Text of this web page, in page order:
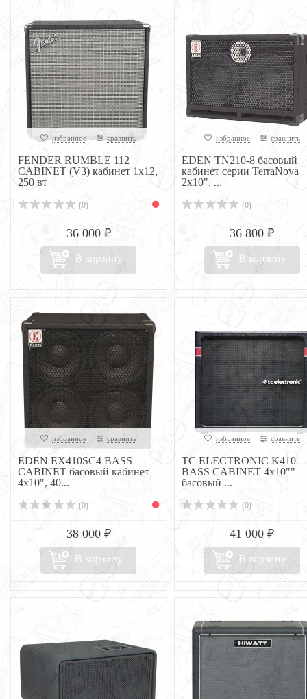
избранное сравнить
FENDER RUMBLE 112
CABINET (V3) кабинет 1х12,
250 вт
(0)
36 000 ₽
В корзину
избранное сравнить
EDEN TN210-8 басовый
кабинет серии TerraNova
2x10", ...
(0)
36 800 ₽
В корзину
избранное сравнить
EDEN EX410SC4 BASS
CABINET басовый кабинет
4x10", 40...
(0)
38 000 ₽
В корзину
избранное сравнить
TC ELECTRONIC K410
BASS CABINET 4x10""
басовый ...
(0)
41 000 ₽
В корзину